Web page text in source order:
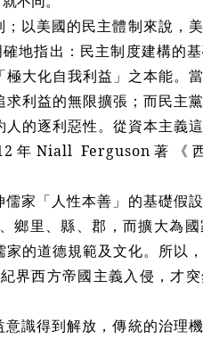
以美國的民主體制來說，
指出：民主制度建構的
大化自我利益」之本能。
利益的無限擴張；而民主
的逐利惡性。從資本主義
年Niall Ferguson著《
家「人性本善」的基礎假
鄉里、縣、郡，而擴大為
的道德規範及文化。所以
界西方帝國主義入侵，才
識得到解放，傳統的治理